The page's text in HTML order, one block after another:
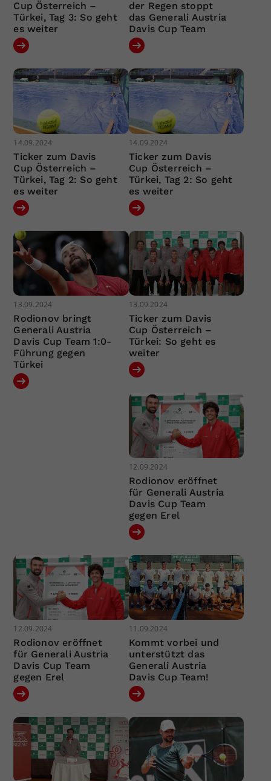
Cup Österreich –
Türkei, Tag 3: So geht
es weiter
der Regen stoppt
das Generali Austria
Davis Cup Team
14.09.2024
Ticker zum Davis
Cup Österreich –
Türkei, Tag 2: So geht
es weiter
14.09.2024
Ticker zum Davis
Cup Österreich –
Türkei, Tag 2: So geht
es weiter
13.09.2024
Rodionov bringt
Generali Austria
Davis Cup Team 1:0-
Führung gegen
Türkei
13.09.2024
Ticker zum Davis
Cup Österreich –
Türkei: So geht es
weiter
12.09.2024
Rodionov eröffnet
für Generali Austria
Davis Cup Team
gegen Erel
12.09.2024
Rodionov eröffnet
für Generali Austria
Davis Cup Team
gegen Erel
11.09.2024
Kommt vorbei und
unterstützt das
Generali Austria
Davis Cup Team!